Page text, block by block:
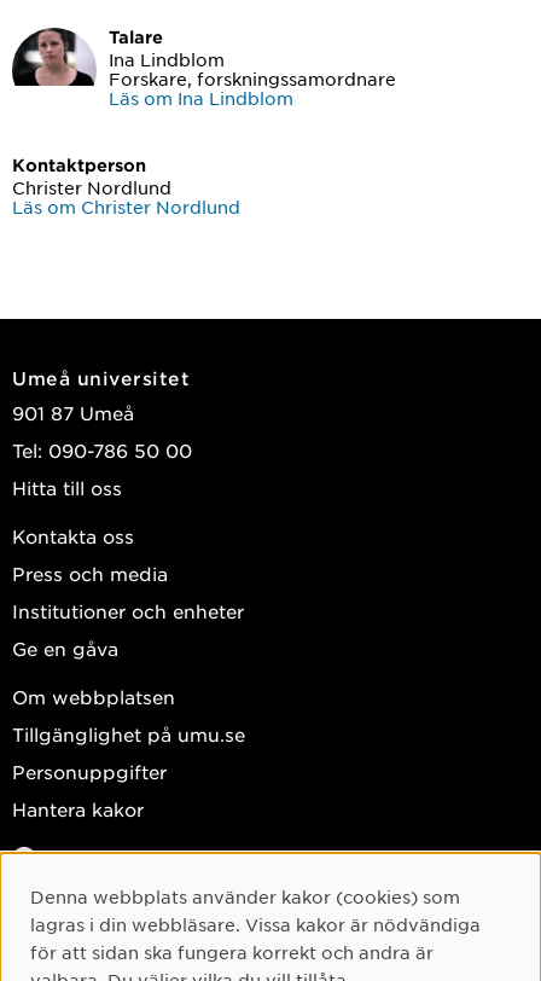
Talare
Ina Lindblom
Forskare, forskningssamordnare
Läs om Ina Lindblom
Kontaktperson
Christer Nordlund
Läs om Christer Nordlund
Umeå universitet
901 87 Umeå
Tel: 090-786 50 00
Hitta till oss
Kontakta oss
Press och media
Institutioner och enheter
Ge en gåva
Om webbplatsen
Tillgänglighet på umu.se
Personuppgifter
Hantera kakor
Facebook
Instagram
TikTok
Youtube
Cookie-samtycke
Denna webbplats använder kakor (cookies) som
lagras i din webbläsare. Vissa kakor är nödvändiga
för att sidan ska fungera korrekt och andra är